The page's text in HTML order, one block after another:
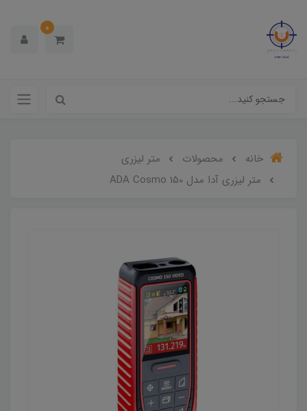
0
خانه محصولات
متر لیزری
متر لیزری آدا مدل ADA Cosmo 150